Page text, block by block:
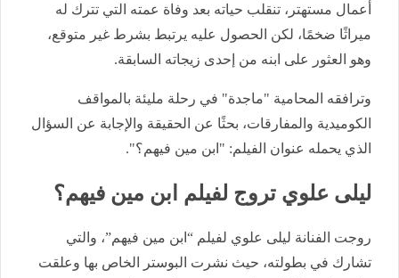
أعمال مستهتر، تنقلب حياته بعد وفاة عمته التي تترك له
ميراثًا ضخمًا، لكن الحصول عليه يرتبط بشرط غير متوقع،
وهو العثور على ابنه من إحدى زيجاته السابقة.
وترافقه المحامية "ماجدة" في رحلة مليئة بالمواقف
الكوميدية والمفارقات، بحثًا عن الحقيقة والإجابة عن السؤال
الذي يحمله عنوان الفيلم: "ابن مين فيهم؟".
ليلى علوي تروج لفيلم ابن مين فيهم؟
روجت الفنانة ليلى علوي لفيلم “ابن مين فيهم”، والتي
تشارك في بطولته، حيث نشرت البوستر الخاص بها وعلقت